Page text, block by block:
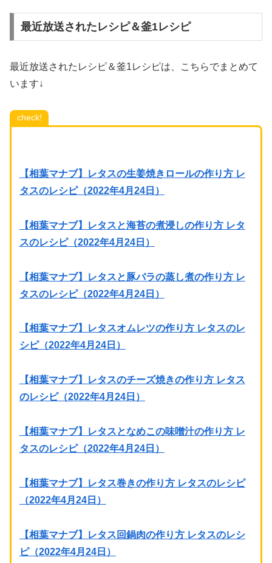
最近放送されたレシピ＆釜1レシピ
最近放送されたレシピ＆釜1レシピは、こちらでまとめて
います↓
check!
【相葉マナブ】レタスの生姜焼きロールの作り方 レ
タスのレシピ（2022年4月24日）
【相葉マナブ】レタスと海苔の煮浸しの作り方 レタ
スのレシピ（2022年4月24日）
【相葉マナブ】レタスと豚バラの蒸し煮の作り方 レ
タスのレシピ（2022年4月24日）
【相葉マナブ】レタスオムレツの作り方 レタスのレ
シピ（2022年4月24日）
【相葉マナブ】レタスのチーズ焼きの作り方 レタス
のレシピ（2022年4月24日）
【相葉マナブ】レタスとなめこの味噌汁の作り方 レ
タスのレシピ（2022年4月24日）
【相葉マナブ】レタス巻きの作り方 レタスのレシピ
（2022年4月24日）
【相葉マナブ】レタス回鍋肉の作り方 レタスのレシ
ピ（2022年4月24日）